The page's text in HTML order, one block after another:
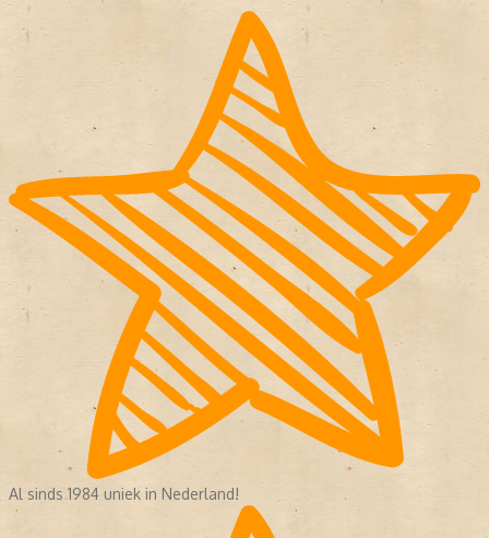
Al sinds 1984 uniek in Nederland!